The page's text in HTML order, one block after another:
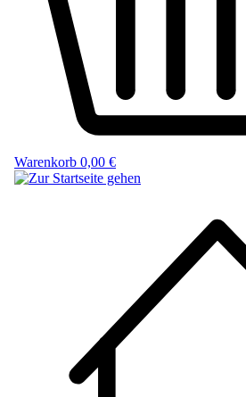
Warenkorb 0,00 €